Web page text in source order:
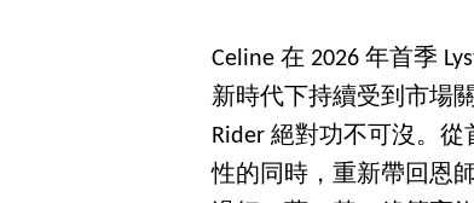
Celine 在 2026 年首季
新時代下持續受到市場
Rider 絕對功不可沒。從
性的同時，重新帶回恩